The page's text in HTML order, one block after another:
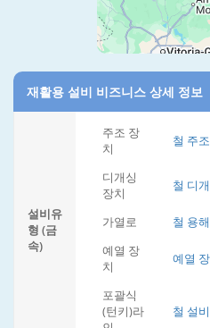
재활용 설비 비즈니스 상세 정보
설비유
형 (금
속)
주조 장
치
철 주
디개싱
장치
철 디
가열로
철 용
예열 장
치
예열
포괄식
(턴키)라
철 설비